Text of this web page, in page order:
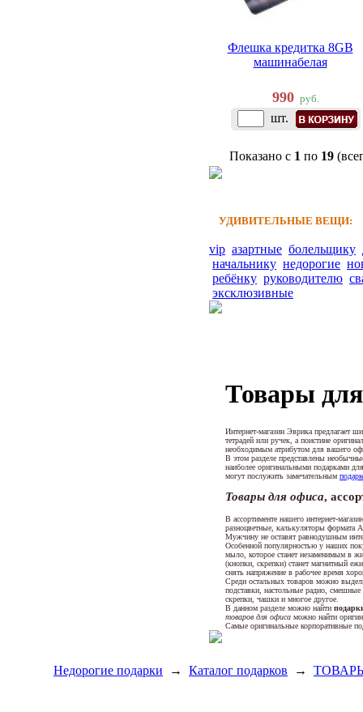
Флешка кредитка 8GB
машинабелая
990 руб.
шт.
Показано с 1 по 19
УДИВИТЕЛЬНЫЕ ВЕЩИ:
vip азартные болельщику
начальнику недорогие
ребёнку руководителю
эксклюзивные
Товары
Интернет-магазин Эврика предлагает
тетрадей или ручек, а поистине
необходимым атрибутом для вашего
В этом разделе представлены
наиболее оригинальными подарками
могут послужить замечательным
Товары для офиса,
В ассортименте нашего интернет-
разноцветные, калькуляторы формата
Мужчину не оставят равнодушным
Особенной популярностью у наших
мыло, которое станет незаменимым в
(кнопки, скрепки) станет магнитный
снять напряжение в рабочее время
Среди остальных товаров можно
подставки, настольные радио,
скрепки, чашки и многое другое.
В данном разделе можно найти
товаров для офиса можно найти
Самые оригинальные корпоративные
Недорогие подарки → Каталог подарков →